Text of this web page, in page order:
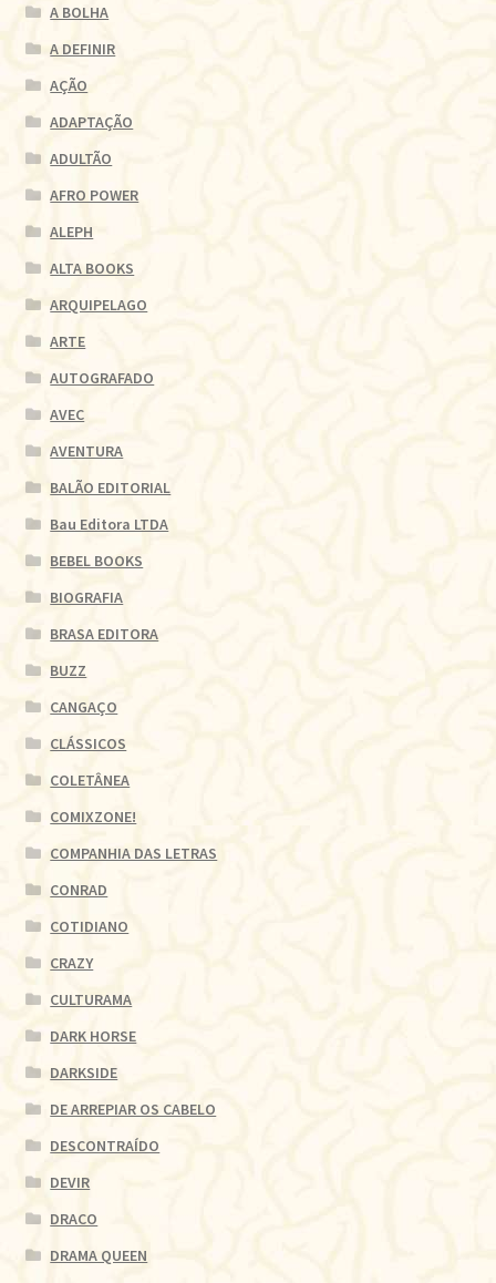
A BOLHA
A DEFINIR
AÇÃO
ADAPTAÇÃO
ADULTÃO
AFRO POWER
ALEPH
ALTA BOOKS
ARQUIPELAGO
ARTE
AUTOGRAFADO
AVEC
AVENTURA
BALÃO EDITORIAL
Bau Editora LTDA
BEBEL BOOKS
BIOGRAFIA
BRASA EDITORA
BUZZ
CANGAÇO
CLÁSSICOS
COLETÂNEA
COMIXZONE!
COMPANHIA DAS LETRAS
CONRAD
COTIDIANO
CRAZY
CULTURAMA
DARK HORSE
DARKSIDE
DE ARREPIAR OS CABELO
DESCONTRAÍDO
DEVIR
DRACO
DRAMA QUEEN